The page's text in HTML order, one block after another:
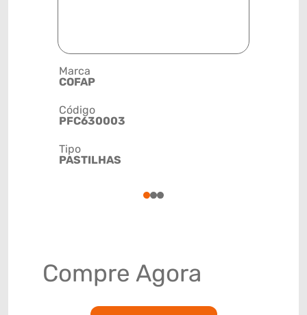
Marca
COFAP
Código
PFC630003
Tipo
PASTILHAS
123
Compre Agora